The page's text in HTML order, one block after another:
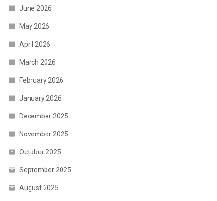
June 2026
May 2026
April 2026
March 2026
February 2026
January 2026
December 2025
November 2025
October 2025
September 2025
August 2025